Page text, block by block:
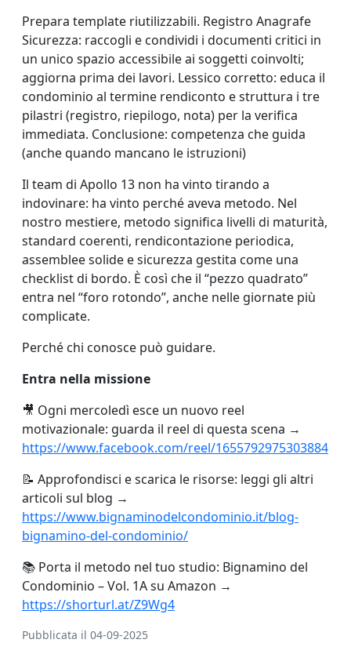
Prepara template riutilizzabili. Registro Anagrafe
Sicurezza: raccogli e condividi i documenti critici in
un unico spazio accessibile ai soggetti coinvolti;
aggiorna prima dei lavori. Lessico corretto: educa il
condominio al termine rendiconto e struttura i tre
pilastri (registro, riepilogo, nota) per la verifica
immediata. Conclusione: competenza che guida
(anche quando mancano le istruzioni)
Il team di Apollo 13 non ha vinto tirando a
indovinare: ha vinto perché aveva metodo. Nel
nostro mestiere, metodo significa livelli di maturità,
standard coerenti, rendicontazione periodica,
assemblee solide e sicurezza gestita come una
checklist di bordo. È così che il “pezzo quadrato”
entra nel “foro rotondo”, anche nelle giornate più
complicate.
Perché chi conosce può guidare.
Entra nella missione
🎥 Ogni mercoledì esce un nuovo reel
motivazionale: guarda il reel di questa scena →
https://www.facebook.com/reel/1655792975303884
📝 Approfondisci e scarica le risorse: leggi gli altri
articoli sul blog →
https://www.bignaminodelcondominio.it/blog-
bignamino-del-condominio/
📚 Porta il metodo nel tuo studio: Bignamino del
Condominio – Vol. 1A su Amazon →
https://shorturl.at/Z9Wg4
Pubblicata il 04-09-2025